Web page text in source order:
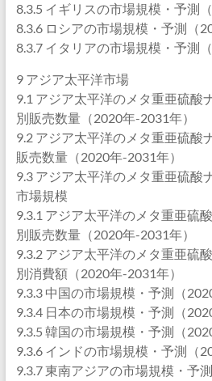
8.3.5 イギリスの市場規模・予測
8.3.6 ロシアの市場規模・予測（
8.3.7 イタリアの市場規模・予測
9 アジア太平洋市場
9.1 アジア太平洋のメタ重亜硫酸
別販売数量（2020年-2031年）
9.2 アジア太平洋のメタ重亜硫酸
販売数量（2020年-2031年）
9.3 アジア太平洋のメタ重亜硫酸
市場規模
9.3.1 アジア太平洋のメタ重亜硫
別販売数量（2020年-2031年）
9.3.2 アジア太平洋のメタ重亜硫
別消費額（2020年-2031年）
9.3.3 中国の市場規模・予測（
9.3.4 日本の市場規模・予測（
9.3.5 韓国の市場規模・予測（
9.3.6 インドの市場規模・予測（
9.3.7 東南アジアの市場規模・予